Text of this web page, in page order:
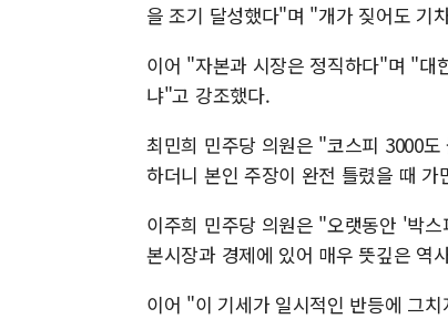
을 조기 달성했다"며 "개가 짖어도 기
이어 "자본과 시장은 정직하다"며 "대
냐"고 강조했다.
최민희 민주당 의원은 "코스피 3000
하더니 본인 주장이 완전 틀렸을 때
이주희 민주당 의원은 "오랫동안 '박
본시장과 경제에 있어 매우 뜻깊은 역
이어 "이 기세가 일시적인 반등에 그